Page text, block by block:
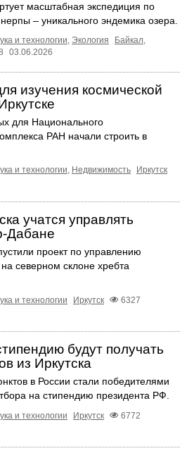
масштабная экспедиция по
– уникального эндемика озера.
и технологии Экология Байкал
03.06.2026
изучения космической
для Национального
РАН начали строить в
и технологии Недвижимость
Иркутск
учатся управлять
проект по управлению
северном склоне хребта
и технологии Иркутск
6327
будут получать
из Иркутска
в России стали победителями
на стипендию президента РФ.
и технологии Иркутск
6772